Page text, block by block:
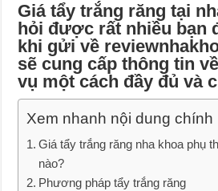
Giá tẩy trắng răng tại
hỏi được rất nhiều bạn
khi gửi về
sẽ cung cấp thông tin
vụ một cách đầy đủ và
Xem nhanh nội dung chính
Giá tẩy trắng răng nha khoa phụ
nào?
Phương pháp tẩy trắng răng